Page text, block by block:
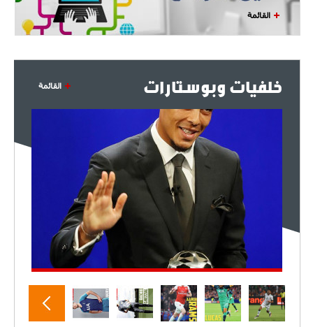
القائمة
خلفيات وبوستارات القائمة